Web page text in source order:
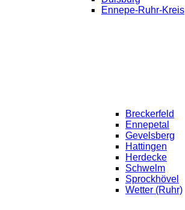
Ennepe-Ruhr-Kreis
Breckerfeld
Ennepetal
Gevelsberg
Hattingen
Herdecke
Schwelm
Sprockhövel
Wetter (Ruhr)